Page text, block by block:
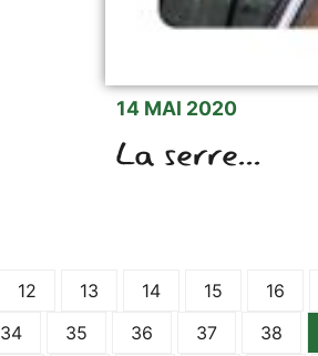
14 MAI 2020
La serre...
12 13 14 15 16
34 35 36 37 38